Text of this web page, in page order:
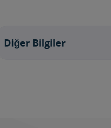
Diğer Bilgiler